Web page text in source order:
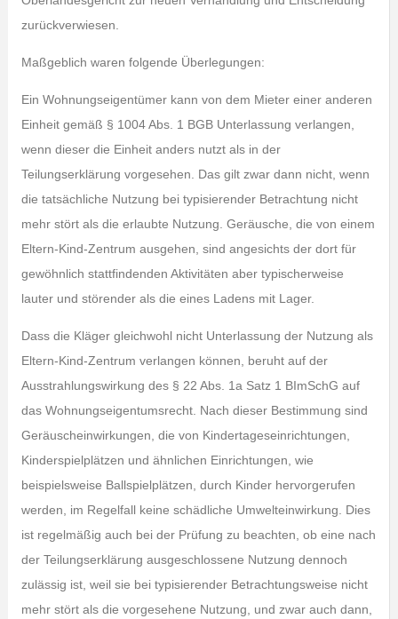
zurückverwiesen.
Maßgeblich waren folgende Überlegungen:
Ein Wohnungseigentümer kann von dem Mieter einer anderen
Einheit gemäß § 1004 Abs. 1 BGB Unterlassung verlangen,
wenn dieser die Einheit anders nutzt als in der
Teilungserklärung vorgesehen. Das gilt zwar dann nicht, wenn
die tatsächliche Nutzung bei typisierender Betrachtung nicht
mehr stört als die erlaubte Nutzung. Geräusche, die von einem
Eltern-Kind-Zentrum ausgehen, sind angesichts der dort für
gewöhnlich stattfindenden Aktivitäten aber typischerweise
lauter und störender als die eines Ladens mit Lager.
Dass die Kläger gleichwohl nicht Unterlassung der Nutzung als
Eltern-Kind-Zentrum verlangen können, beruht auf der
Ausstrahlungswirkung des § 22 Abs. 1a Satz 1 BImSchG auf
das Wohnungseigentumsrecht. Nach dieser Bestimmung sind
Geräuscheinwirkungen, die von Kindertageseinrichtungen,
Kinderspielplätzen und ähnlichen Einrichtungen, wie
beispielsweise Ballspielplätzen, durch Kinder hervorgerufen
werden, im Regelfall keine schädliche Umwelteinwirkung. Dies
ist regelmäßig auch bei der Prüfung zu beachten, ob eine nach
der Teilungserklärung ausgeschlossene Nutzung dennoch
zulässig ist, weil sie bei typisierender Betrachtungsweise nicht
mehr stört als die vorgesehene Nutzung, und zwar auch dann,